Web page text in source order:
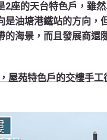
2座的天台特色戶，雖
是油塘港鐵站的方向，
的海景，而且發展商還
屋苑特色戶的交樓手